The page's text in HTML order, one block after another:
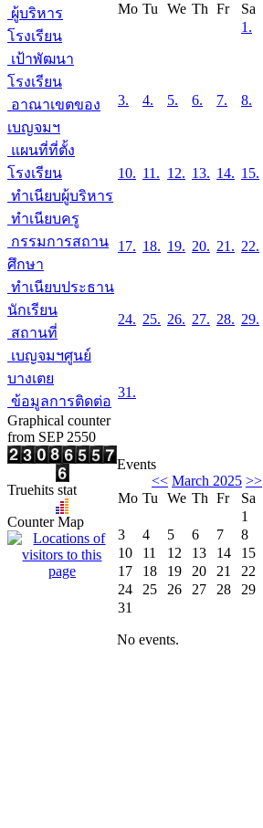
ผู้บริหาร
โรงเรียน
เป้าพัฒนา
โรงเรียน
อาณาเขตของ
เบญจมฯ
แผนที่ที่ตั้ง
โรงเรียน
ทำเนียบผู้บริหาร
ทำเนียบครู
กรรมการสถาน
ศึกษา
ทำเนียบประธาน
นักเรียน
สถานที่
เบญจมฯศูนย์
บางเตย
ข้อมูลการติดต่อ
Graphical counter
from SEP 2550
Truehits stat
Counter Map
Mo Tu We Th Fr Sa
1.
3. 4. 5. 6. 7. 8.
10. 11. 12. 13. 14. 15.
17. 18. 19. 20. 21. 22.
24. 25. 26. 27. 28. 29.
31.
Events
<< March 2025 >>
Mo Tu We Th Fr Sa
1
3
4 5 6 7 8
10
11 12 13 14 15
17
18 19 20 21 22
24
25 26 27 28 29
31
No events.